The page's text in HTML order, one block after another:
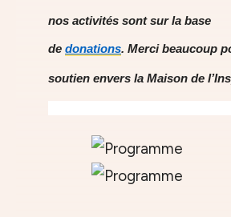
nos activités sont sur la base
de donations. Merci beaucoup
soutien envers la Maison de